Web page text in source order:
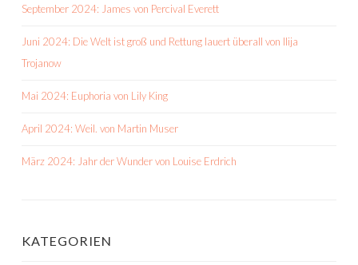
September 2024: James von Percival Everett
Juni 2024: Die Welt ist groß und Rettung lauert überall von Ilija
Trojanow
Mai 2024: Euphoria von Lily King
April 2024: Weil. von Martin Muser
März 2024: Jahr der Wunder von Louise Erdrich
KATEGORIEN